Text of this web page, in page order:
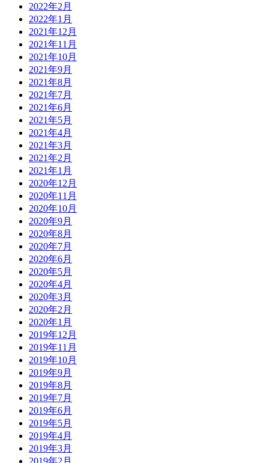
2022年2月
2022年1月
2021年12月
2021年11月
2021年10月
2021年9月
2021年8月
2021年7月
2021年6月
2021年5月
2021年4月
2021年3月
2021年2月
2021年1月
2020年12月
2020年11月
2020年10月
2020年9月
2020年8月
2020年7月
2020年6月
2020年5月
2020年4月
2020年3月
2020年2月
2020年1月
2019年12月
2019年11月
2019年10月
2019年9月
2019年8月
2019年7月
2019年6月
2019年5月
2019年4月
2019年3月